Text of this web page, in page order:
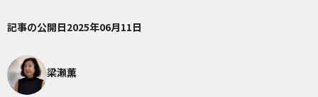
記事の公開日2025年06月11日
梁瀬薫